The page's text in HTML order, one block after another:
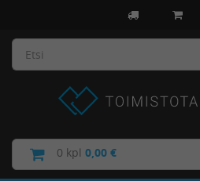
0 kpl 0,00 €